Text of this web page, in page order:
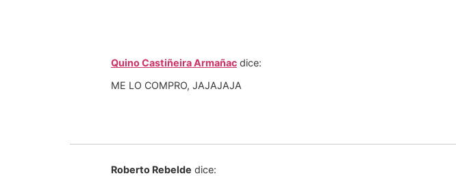
Quino Castiñeira Armañac dice:
ME LO COMPRO, JAJAJAJA
Roberto Rebelde dice: